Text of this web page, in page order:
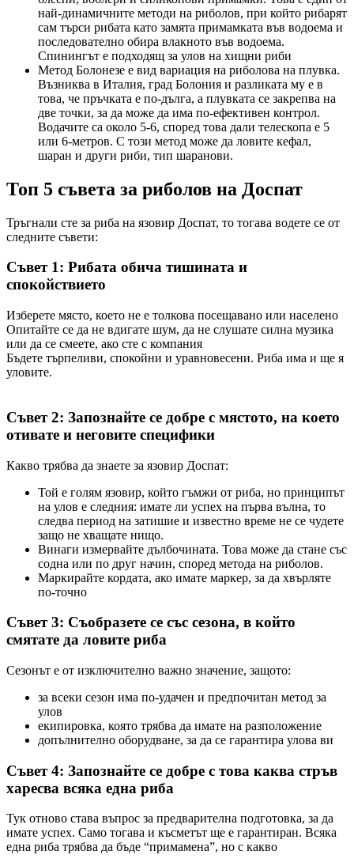
най-динамичните методи на риболов, при който рибарят
сам търси рибата като замята примамката във водоема и
последователно обира влакното във водоема.
Спинингът е подходящ за улов на хищни риби
Метод Болонезе е вид вариация на риболова на плувка.
Възниква в Италия, град Болония и разликата му е в
това, че пръчката е по-дълга, а плувката се закрепва на
две точки, за да може да има по-ефективен контрол.
Водачите са около 5-6, според това дали телескопа е 5
или 6-метров. С този метод може да ловите кефал,
шаран и други риби, тип шаранови.
Топ 5 съвета за риболов на Доспат
Тръгнали сте за риба на язовир Доспат, то тогава водете се от
следните съвети:
Съвет 1: Рибата обича тишината и
спокойствието
Изберете място, което не е толкова посещавано или населено
Опитайте се да не вдигате шум, да не слушате силна музика
или да се смеете, ако сте с компания
Бъдете търпеливи, спокойни и уравновесени. Риба има и ще я
уловите.
Съвет 2: Запознайте се добре с мястото, на което
отивате и неговите специфики
Какво трябва да знаете за язовир Доспат:
Той е голям язовир, който гъмжи от риба, но принципът
на улов е следния: имате ли успех на първа вълна, то
следва период на затишие и известно време не се чудете
защо не хващате нищо.
Винаги измервайте дълбочината. Това може да стане със
содна или по друг начин, според метода на риболов.
Маркирайте кордата, ако имате маркер, за да хвърляте
по-точно
Съвет 3: Съобразете се със сезона, в който
смятате да ловите риба
Сезонът е от изключително важно значение, защото:
за всеки сезон има по-удачен и предпочитан метод за
улов
екипировка, която трябва да имате на разположение
допълнително оборудване, за да се гарантира улова ви
Съвет 4: Запознайте се добре с това каква стръв
харесва всяка една риба
Тук отново става въпрос за предварителна подготовка, за да
имате успех. Само тогава и късметът ще е гарантиран. Всяка
една риба трябва да бъде “примамена”, но с какво